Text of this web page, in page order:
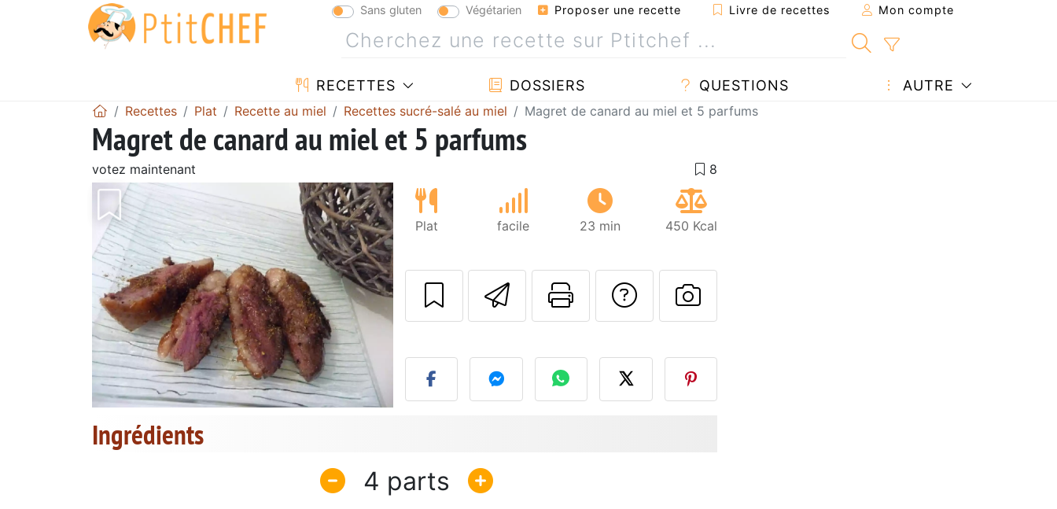
Sans gluten Végétarien Proposer une recette Livre de recettes Mon compte
RECETTES DOSSIERS QUESTIONS AUTRE
Recettes Plat Recette au miel Recettes sucré-salé au miel Magret de canard au miel et 5 parfums
Magret de canard au miel et 5 parfums
votez maintenant
Plat facile 23 min 450 Kcal
Envoyer cette recette à un ami
Imprimer cette page
Poser une question à l'auteur
Publier votre photo de cette
Ingrédients
4